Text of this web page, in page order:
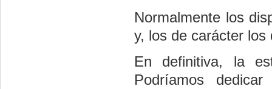
Normalmente los
y, los de carácter
En definitiva, la
Podríamos